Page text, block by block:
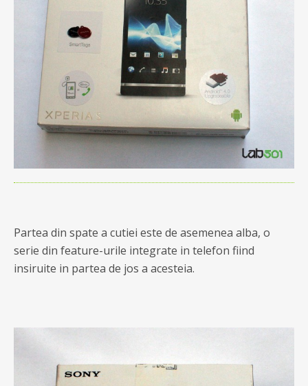
Partea din spate a cutiei este de asemenea alba, o
serie din feature-urile integrate in telefon fiind
insiruite in partea de jos a acesteia.